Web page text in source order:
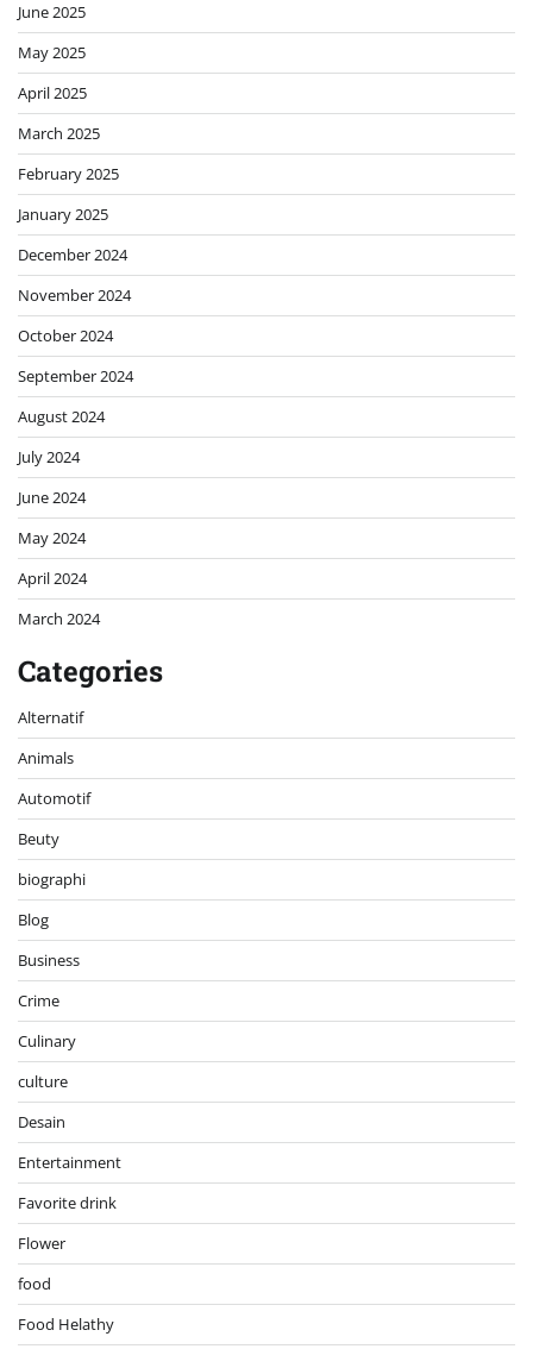
June 2025
May 2025
April 2025
March 2025
February 2025
January 2025
December 2024
November 2024
October 2024
September 2024
August 2024
July 2024
June 2024
May 2024
April 2024
March 2024
Categories
Alternatif
Animals
Automotif
Beuty
biographi
Blog
Business
Crime
Culinary
culture
Desain
Entertainment
Favorite drink
Flower
food
Food Helathy